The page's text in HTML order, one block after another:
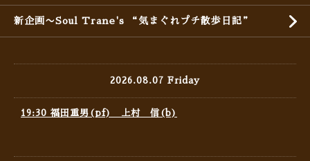
新企画〜Soul Trane's “気まぐれプチ散歩日記”
2026.08.07 Friday
19:30 福田重男(pf) 上村 信(b)